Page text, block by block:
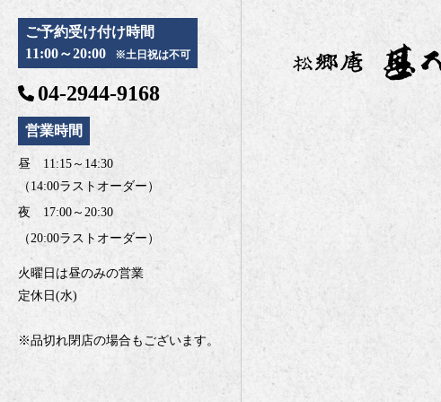
ご予約受け付け時間
11:00～20:00
※土日祝は不可
04-2944-9168
営業時間
昼 11:15～14:30
（14:00ラストオーダー）
夜 17:00～20:30
（20:00ラストオーダー）
火曜日は昼のみの営業
定休日(水)
※品切れ閉店の場合もございます。